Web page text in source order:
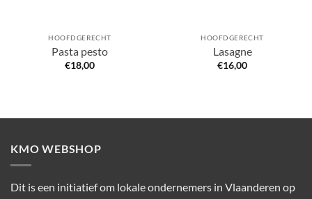
HOOFDGERECHT
Pasta pesto
€18,00
HOOFDGERECHT
Lasagne
€16,00
KMO WEBSHOP
Dit is een initiatief om lokale ondernemers in Vlaanderen op